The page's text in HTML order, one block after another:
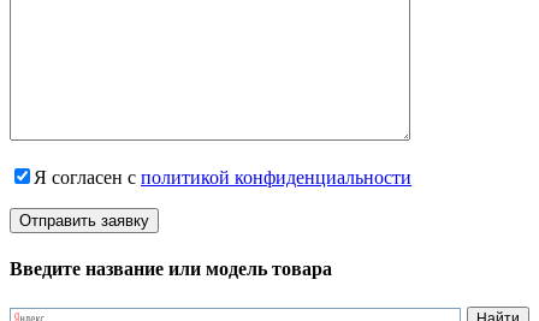
Я согласен с политикой конфиденциальности
Введите название или модель товара